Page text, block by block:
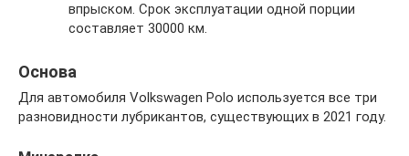
впрыском. Срок эксплуатации одной порции
составляет 30000 км.
Основа
Для автомобиля Volkswagen Polo используется все три
разновидности лубрикантов, существующих в 2021 году.